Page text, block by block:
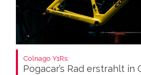
Colnago Y1Rs:
Pogacar’s Rad erstrahlt in